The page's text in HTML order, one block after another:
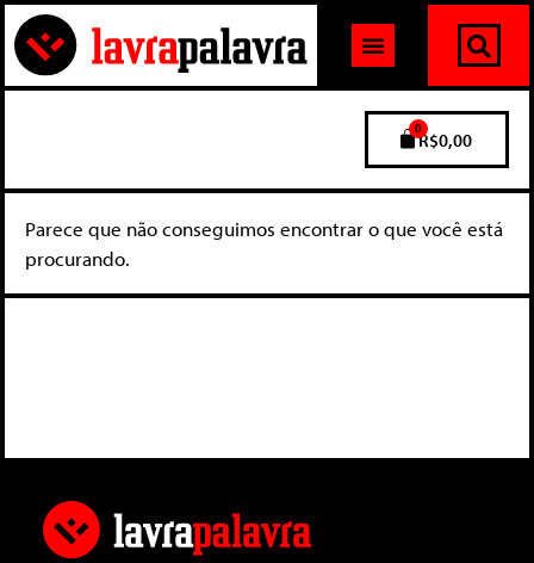
R$0,00
0
Parece que não conseguimos encontrar o que você está
procurando.